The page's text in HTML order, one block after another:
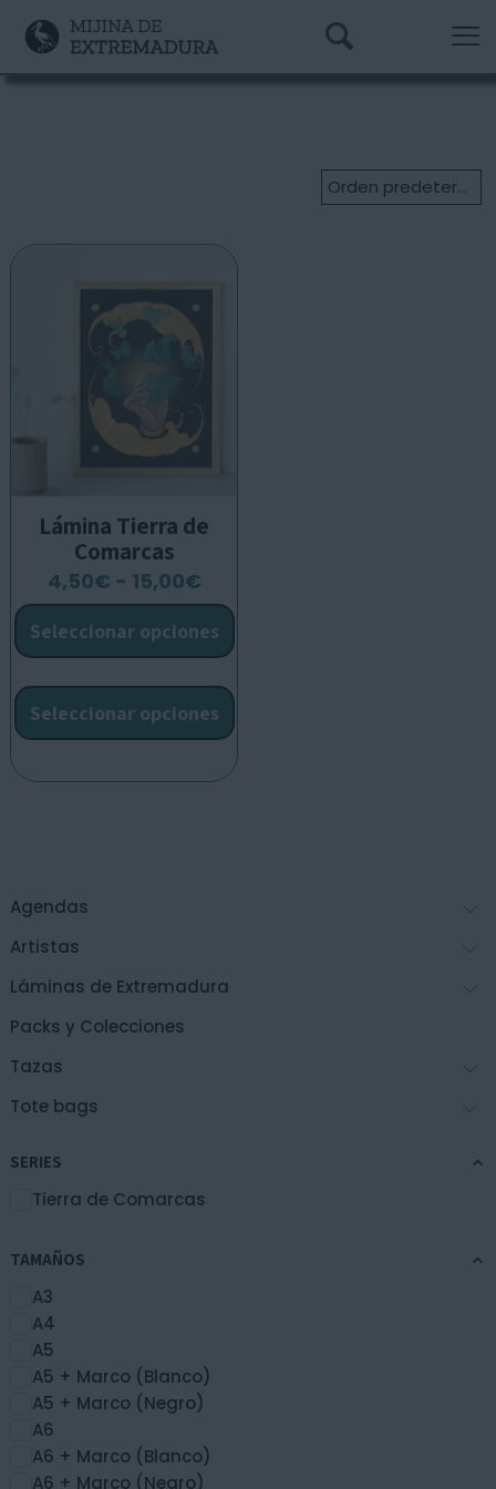
Agendas
Artistas
Láminas de Extremadura
Packs y Colecciones
Tazas
Tote bags
SERIES
Tierra de Comarcas
TAMAÑOS
A3
A4
A5
A5 + Marco (Blanco)
A5 + Marco (Negro)
A6
A6 + Marco (Blanco)
A6 + Marco (Negro)
Lámina Tierra de
Comarcas
4,50€ - 15,00€Rango
de
precios:
desde
4,50€
hasta
15,00€
Seleccionar opciones
Seleccionar opciones
producto
tiene
múltiples